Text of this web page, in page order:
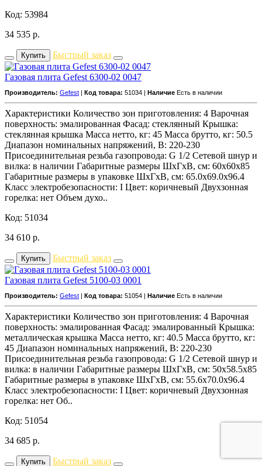
Код: 53984
34 535 р.
Купить Быстрый заказ
Газовая плита Gefest 6300-02 0047
Производитель: Gefest | Код товара: 51034 | Наличие Есть в наличии
Характеристики Количество зон приготовления: 4 Варочная
поверхность: эмалированная Фасад: стеклянный Крышка:
стеклянная крышка Масса нетто, кг: 45 Масса брутто, кг: 50.5
Диапазон номинальных напряжений, В: 220-230
Присоединительная резьба газопровода: G 1/2 Сетевой шнур и
вилка: в наличии Габаритные размеры ШхГхВ, см: 60x60x85
Габаритные размеры в упаковке ШхГхВ, см: 65.0x69.0x96.4
Класс электробезопасности: I Цвет: коричневый Двухзонная
горелка: нет Объем духо..
Код: 51034
34 610 р.
Купить Быстрый заказ
Газовая плита Gefest 5100-03 0001
Производитель: Gefest | Код товара: 51054 | Наличие Есть в наличии
Характеристики Количество зон приготовления: 4 Варочная
поверхность: эмалированная Фасад: эмалированный Крышка:
металлическая крышка Масса нетто, кг: 40.5 Масса брутто, кг:
45 Диапазон номинальных напряжений, В: 220-230
Присоединительная резьба газопровода: G 1/2 Сетевой шнур и
вилка: в наличии Габаритные размеры ШхГхВ, см: 50x58.5x85
Габаритные размеры в упаковке ШхГхВ, см: 55.6x70.0x96.4
Класс электробезопасности: I Цвет: коричневый Двухзонная
горелка: нет Об..
Код: 51054
34 685 р.
Купить Быстрый заказ